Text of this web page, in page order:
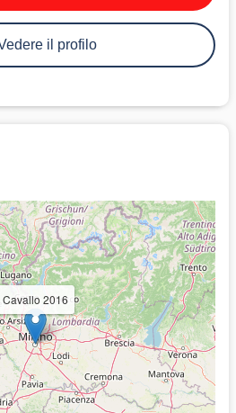
il profilo
Cavallo 2016